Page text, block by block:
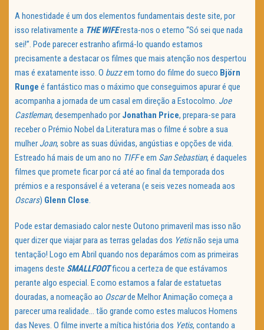
A honestidade é um dos elementos fundamentais deste site, por
isso relativamente a THE WIFEresta-nos o eterno “Só sei que nada
sei!”. Pode parecer estranho afirmá-lo quando estamos
precisamente a destacar os filmes que mais atenção nos despertou
mas é exatamente isso. O buzzem torno do filme do sueco Björn
Runge é fantástico mas o máximo que conseguimos apurar é que
acompanha a jornada de um casal em direção a Estocolmo. Joe
Castleman, desempenhado por Jonathan Price, prepara-se para
receber o Prémio Nobel da Literatura mas o filme é sobre a sua
mulher Joan, sobre as suas dúvidas, angústias e opções de vida.
Estreado há mais de um ano no TIFFe em San Sebastian, é daqueles
filmes que promete ficar por cá até ao final da temporada dos
prémios e a responsável é a veterana (e seis vezes nomeada aos
Oscars) Glenn Close.
Pode estar demasiado calor neste Outono primaveril mas isso não
quer dizer que viajar para as terras geladas dos Yetisnão seja uma
tentação! Logo em Abril quando nos deparámos com as primeiras
imagens deste SMALLFOOTficou a certeza de que estávamos
perante algo especial. E como estamos a falar de estatuetas
douradas, a nomeação ao Oscarde Melhor Animação começa a
parecer uma realidade… tão grande como estes malucos Homens
das Neves. O filme inverte a mítica história dos Yetis, contando a